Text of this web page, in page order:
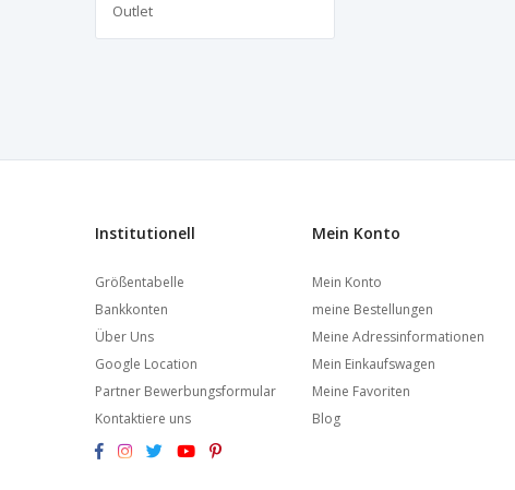
Outlet
Institutionell
Größentabelle
Bankkonten
Über Uns
Google Location
Partner Bewerbungsformular
Kontaktiere uns
Mein Konto
Mein Konto
meine Bestellungen
Meine Adressinformationen
Mein Einkaufswagen
Meine Favoriten
Blog